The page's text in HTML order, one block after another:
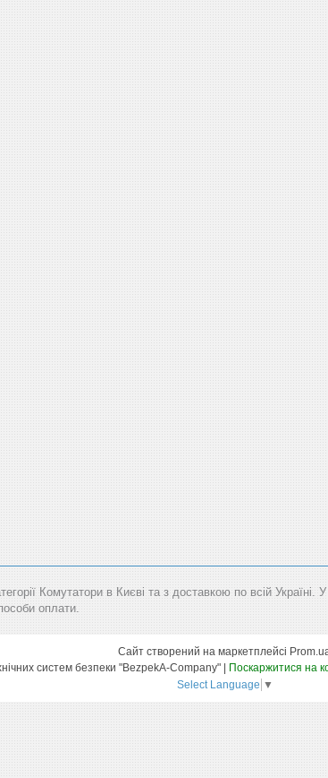
Комутатори в Києві та з доставкою по всій
оплати.
Сайт створений на маркетплейсі
Поскаржитися на
Select Language ▼